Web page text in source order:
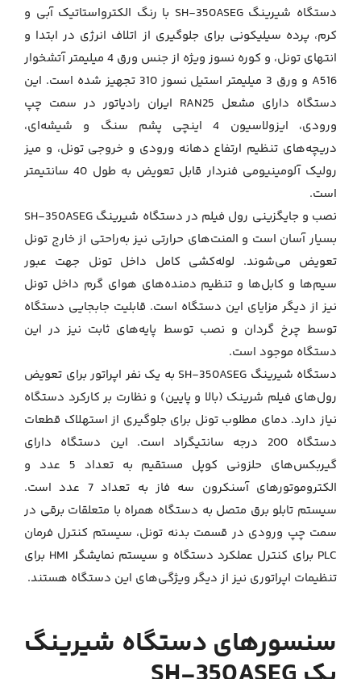
دستگاه شیرینگ SH-350ASEG با رنگ الکترواستاتیک آبی و
کرم، پرده سیلیکونی برای جلوگیری از اتلاف انرژی در ابتدا و
انتهای تونل، و کوره نسوز ویژه از جنس ورق 4 میلیمتر آتشخوار
A516 و ورق 3 میلیمتر استیل نسوز 310 تجهیز شده است. این
دستگاه دارای مشعل RAN25 ایران رادیاتور در سمت چپ
ورودی، ایزولاسیون 4 اینچی پشم سنگ و شیشه‌ای،
دریچه‌های تنظیم ارتفاع دهانه ورودی و خروجی تونل، و میز
رولیک آلومینیومی فنردار قابل تعویض به طول 40 سانتیمتر
است.
نصب و جایگزینی رول فیلم در دستگاه شیرینگ SH-350ASEG
بسیار آسان است و المنت‌های حرارتی نیز به‌راحتی از خارج تونل
تعویض می‌شوند. لوله‌کشی کامل داخل تونل جهت عبور
سیم‌ها و کابل‌ها و تنظیم دمنده‌های هوای گرم داخل تونل
نیز از دیگر مزایای این دستگاه است. قابلیت جابجایی دستگاه
توسط چرخ گردان و نصب توسط پایه‌های ثابت نیز در این
دستگاه موجود است.
دستگاه شیرینگ SH-350ASEG به یک نفر اپراتور برای تعویض
رول‌های فیلم شرینک (بالا و پایین) و نظارت بر کارکرد دستگاه
نیاز دارد. دمای مطلوب تونل برای جلوگیری از استهلاک قطعات
دستگاه 200 درجه سانتیگراد است. این دستگاه دارای
گیربکس‌های حلزونی کوپل مستقیم به تعداد 5 عدد و
الکتروموتورهای آسنکرون سه فاز به تعداد 7 عدد است.
سیستم تابلو برق متصل به دستگاه همراه با متعلقات برقی در
سمت چپ ورودی در قسمت بدنه تونل، سیستم کنترل فرمان
PLC برای کنترل عملکرد دستگاه و سیستم نمایشگر HMI برای
تنظیمات اپراتوری نیز از دیگر ویژگی‌های این دستگاه هستند.
سنسورهای دستگاه شیرینگ